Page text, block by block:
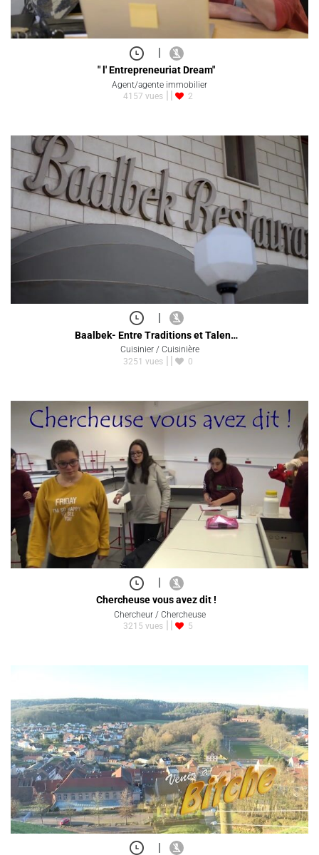
|
" l' Entrepreneuriat Dream"
Agent/agente immobilier
4157 vues
2
|
Baalbek- Entre Traditions et Talen…
Cuisinier / Cuisinière
3251 vues
0
|
Chercheuse vous avez dit !
Chercheur / Chercheuse
3215 vues
5
|